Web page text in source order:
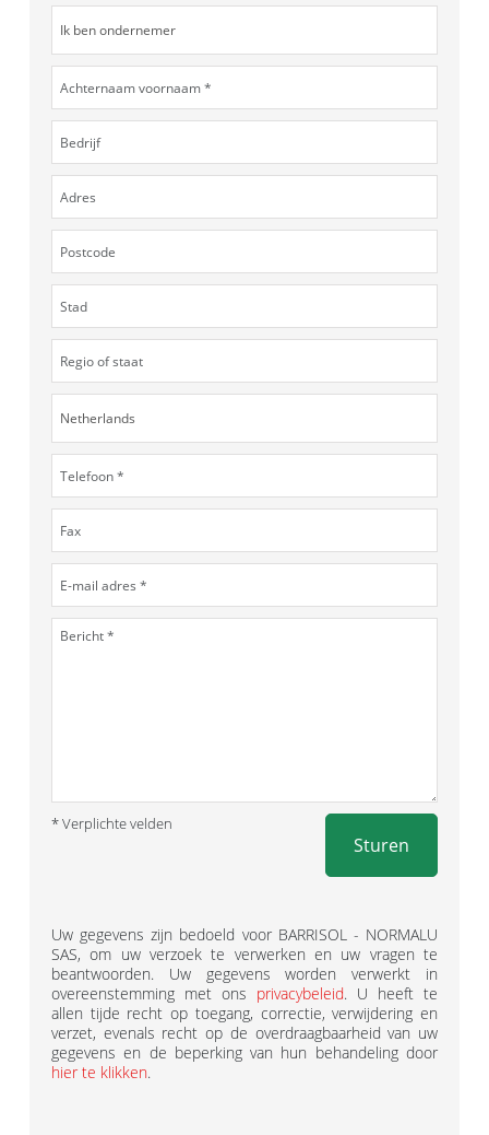
* Verplichte velden
Sturen
Uw gegevens zijn bedoeld voor BARRISOL - NORMALU
SAS, om uw verzoek te verwerken en uw vragen te
beantwoorden. Uw gegevens worden verwerkt in
overeenstemming met ons privacybeleid. U heeft te
allen tijde recht op toegang, correctie, verwijdering en
verzet, evenals recht op de overdraagbaarheid van uw
gegevens en de beperking van hun behandeling door
hier te klikken.